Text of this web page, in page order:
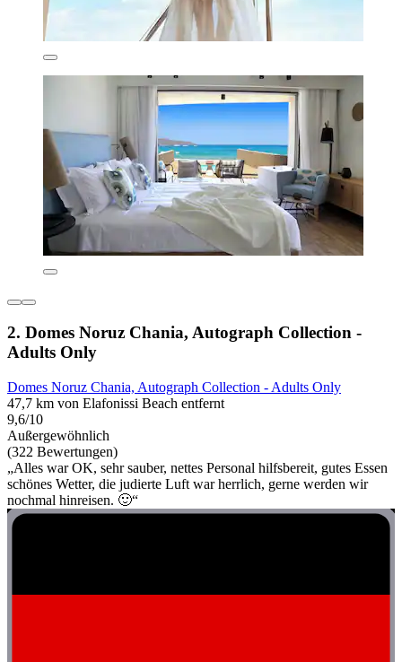
2. Domes Noruz Chania, Autograph Collection -
Adults Only
Domes Noruz Chania, Autograph Collection - Adults Only
47,7 km von Elafonissi Beach entfernt
9,6/10
Außergewöhnlich
(322 Bewertungen)
„Alles war OK, sehr sauber, nettes Personal hilfsbereit, gutes Essen
schönes Wetter, die judierte Luft war herrlich, gerne werden wir
nochmal hinreisen. 🙂“